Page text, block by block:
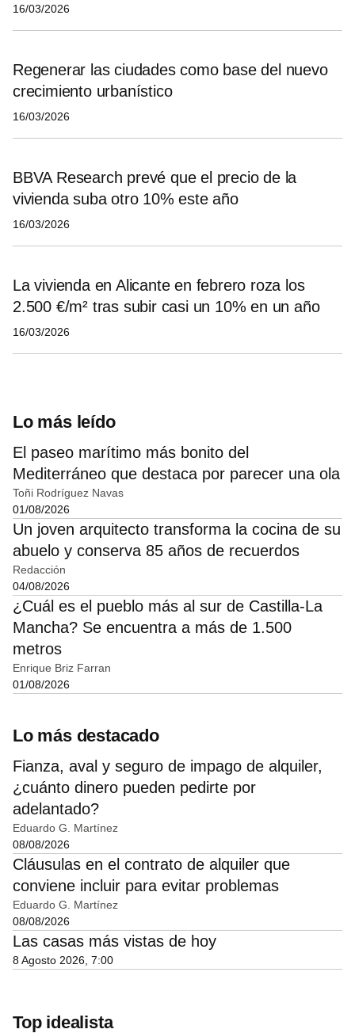
16/03/2026
Regenerar las ciudades como base del nuevo
crecimiento urbanístico
16/03/2026
BBVA Research prevé que el precio de la
vivienda suba otro 10% este año
16/03/2026
La vivienda en Alicante en febrero roza los
2.500 €/m² tras subir casi un 10% en un año
16/03/2026
Lo más leído
El paseo marítimo más bonito del
Mediterráneo que destaca por parecer una ola
Toñi Rodríguez Navas
01/08/2026
Un joven arquitecto transforma la cocina de su
abuelo y conserva 85 años de recuerdos
Redacción
04/08/2026
¿Cuál es el pueblo más al sur de Castilla-La
Mancha? Se encuentra a más de 1.500
metros
Enrique Briz Farran
01/08/2026
Lo más destacado
Fianza, aval y seguro de impago de alquiler,
¿cuánto dinero pueden pedirte por
adelantado?
Eduardo G. Martínez
08/08/2026
Cláusulas en el contrato de alquiler que
conviene incluir para evitar problemas
Eduardo G. Martínez
08/08/2026
Las casas más vistas de hoy
8 Agosto 2026, 7:00
Top idealista